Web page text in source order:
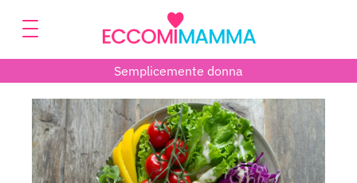
Semplicemente donna